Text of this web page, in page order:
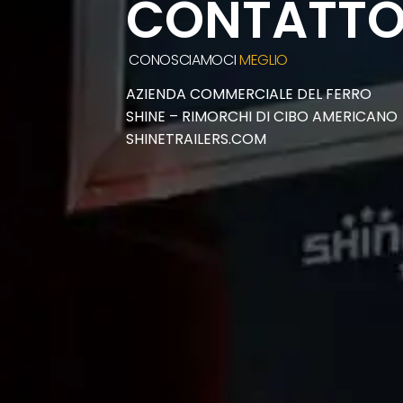
CONOSCIAMOCIMEGLIO
AZIENDA COMMERCIALE DEL FERRO
SHINE – RIMORCHI DI CIBO AMERICANO
SHINETRAILERS.COM